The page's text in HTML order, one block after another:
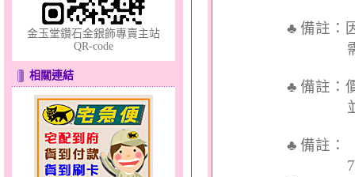
幸福洋溢～金銀鋼套鍊
金玉堂鑽石金銀飾專賣主站
QR-code
相關連結
♣ 備註：
需依實
♣ 備註：
並交付
♣ 備註：
7個工